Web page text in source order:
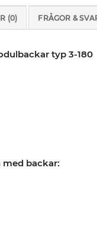
(0) FRÅGOR &
typ 3-180
med backar: